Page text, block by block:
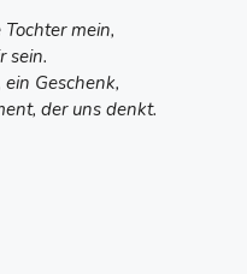
mein,
sein.
Geschenk,
der uns denkt.